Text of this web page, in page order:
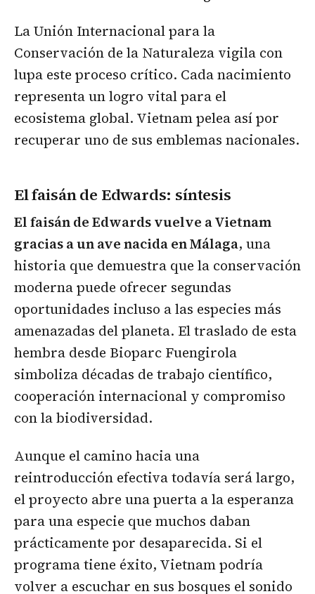
La Unión Internacional para la
Conservación de la Naturaleza vigila con
lupa este proceso crítico. Cada nacimiento
representa un logro vital para el
ecosistema global. Vietnam pelea así por
recuperar uno de sus emblemas nacionales.
El faisán de Edwards: síntesis
El faisán de Edwards vuelve a Vietnam
gracias a un ave nacida en Málaga, una
historia que demuestra que la conservación
moderna puede ofrecer segundas
oportunidades incluso a las especies más
amenazadas del planeta. El traslado de esta
hembra desde Bioparc Fuengirola
simboliza décadas de trabajo científico,
cooperación internacional y compromiso
con la biodiversidad.
Aunque el camino hacia una
reintroducción efectiva todavía será largo,
el proyecto abre una puerta a la esperanza
para una especie que muchos daban
prácticamente por desaparecida. Si el
programa tiene éxito, Vietnam podría
volver a escuchar en sus bosques el sonido